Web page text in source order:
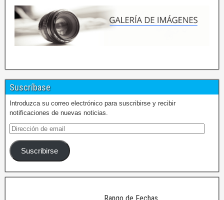
Suscríbase
Introduzca su correo electrónico para suscribirse y recibir
notificaciones de nuevas noticias.
Suscribirse